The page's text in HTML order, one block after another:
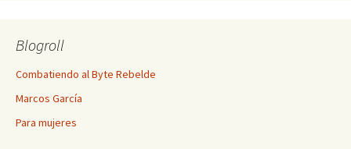
Blogroll
Combatiendo al Byte Rebelde
Marcos García
Para mujeres